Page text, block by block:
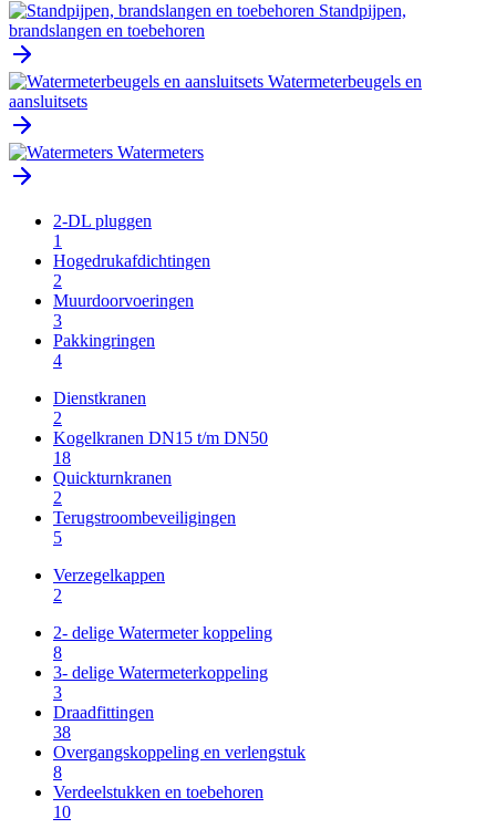
Standpijpen,
brandslangen en toebehoren
Watermeterbeugels en
aansluitsets
Watermeters
2-DL pluggen
1
Hogedrukafdichtingen
2
Muurdoorvoeringen
3
Pakkingringen
4
Dienstkranen
2
Kogelkranen DN15 t/m DN50
18
Quickturnkranen
2
Terugstroombeveiligingen
5
Verzegelkappen
2
2- delige Watermeter koppeling
8
3- delige Watermeterkoppeling
3
Draadfittingen
38
Overgangskoppeling en verlengstuk
8
Verdeelstukken en toebehoren
10